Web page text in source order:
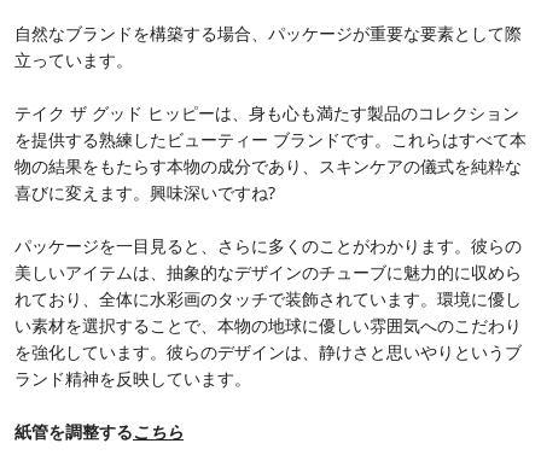
自然なブランドを構築する場合、パッケージが重要な要素として際
立っています。
テイク ザ グッド ヒッピーは、身も心も満たす製品のコレクション
を提供する熟練したビューティー ブランドです。これらはすべて本
物の結果をもたらす本物の成分であり、スキンケアの儀式を純粋な
喜びに変えます。興味深いですね?
パッケージを一目見ると、さらに多くのことがわかります。彼らの
美しいアイテムは、抽象的なデザインのチューブに魅力的に収めら
れており、全体に水彩画のタッチで装飾されています。環境に優し
い素材を選択することで、本物の地球に優しい雰囲気へのこだわり
を強化しています。彼らのデザインは、静けさと思いやりというブ
ランド精神を反映しています。
紙管を調整するこちら